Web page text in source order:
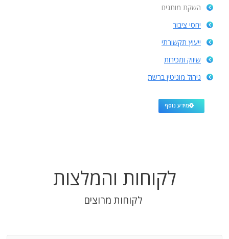
השקת מותגים
יחסי ציבור
ייעוץ תקשורתי
שיווק ומכירות
ניהול מוניטין ברשת
מידע נוסף
לקוחות והמלצות
לקוחות מרוצים